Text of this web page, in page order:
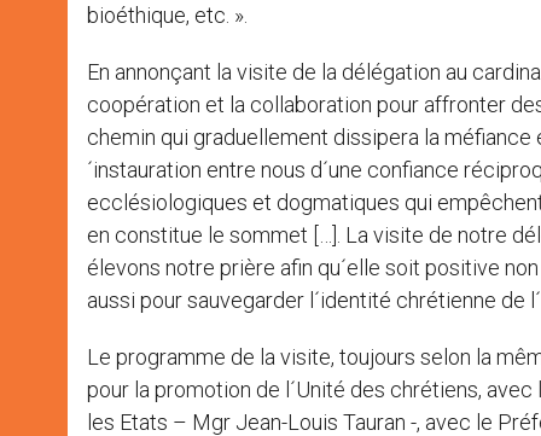
bioéthique, etc. ».
En annonçant la visite de la délégation au
coopération et la collaboration pour affronter
chemin qui graduellement dissipera la méfiance
´instauration entre nous d´une confiance
ecclésiologiques et dogmatiques qui
en constitue le sommet […]. La visite de notre
élevons notre prière afin qu´elle soit positive
aussi pour sauvegarder l´identité chrétienne de
Le programme de la visite, toujours selon la
pour la promotion de l´Unité des chrétiens,
les Etats – Mgr Jean-Louis Tauran -, avec le